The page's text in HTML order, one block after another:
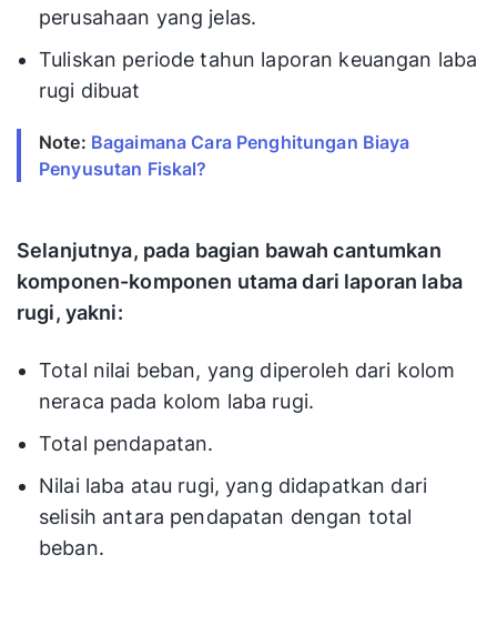
perusahaan yang jelas.
Tuliskan periode tahun laporan keuangan laba
rugi dibuat
Note: Bagaimana Cara Penghitungan Biaya
Penyusutan Fiskal?
Selanjutnya, pada bagian bawah cantumkan
komponen-komponen utama dari laporan laba
rugi, yakni:
Total nilai beban, yang diperoleh dari kolom
neraca pada kolom laba rugi.
Total pendapatan.
Nilai laba atau rugi, yang didapatkan dari
selisih antara pendapatan dengan total
beban.